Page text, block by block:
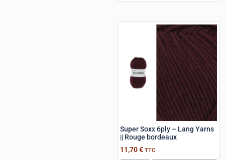
Super Soxx 6ply – Lang Yarns
|| Rouge bordeaux
11,70€ TTC